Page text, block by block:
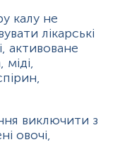
калу не
лікарські
активоване
міді,
виключити з
овочі,